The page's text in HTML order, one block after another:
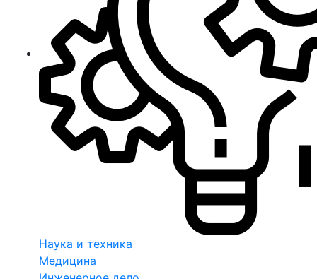
Наука и техника
Медицина